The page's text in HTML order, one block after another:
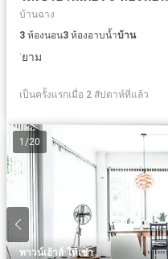
บ้านฉาง
3 ห้องนอน3 ห้องอาบน้ำบ้าน
·ยาม
เป็นครั้งแรกเมื่อ 2 สัปดาห์ที่แล้ว
1 /20
ทาวน์เฮ้าส์·ให้เช่า